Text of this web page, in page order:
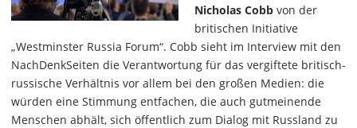
Nicholas Cobb von der
britischen Initiative
„Westminster Russia Forum“. Cobb sieht im Interview mit den
NachDenkSeiten die Verantwortung für das vergiftete britisch-
russische Verhältnis vor allem bei den großen Medien: die
würden eine Stimmung entfachen, die auch gutmeinende
Menschen abhält, sich öffentlich zum Dialog mit Russland zu